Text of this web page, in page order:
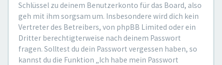
Schlüssel zu deinem Benutzerkonto für das Board, also
geh mit ihm sorgsam um. Insbesondere wird dich kein
Vertreter des Betreibers, von phpBB Limited oder ein
Dritter berechtigterweise nach deinem Passwort
fragen. Solltest du dein Passwort vergessen haben, so
kannst du die Funktion „Ich habe mein Passwort